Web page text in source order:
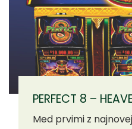
PERFECT 8 –
Med prvimi z